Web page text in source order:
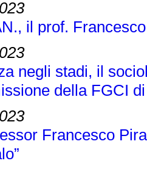
il prof.
negli stadi, il
della FGCI
Francesco